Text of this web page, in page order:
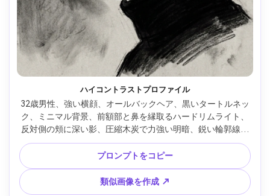
ハイコントラストプロファイル
32歳男性、強い横顔、オールバックヘア、黒いタートルネッ
ク、ミニマル背景、前額部と鼻を縁取るハードリムライト、
反対側の頬に深い影、圧縮木炭で力強い明暗、鋭い輪郭線、
コントロールされた擦れグラデーション、劇的なエディトリ
アルの雰囲気、美術館品質の陰影、リアルな解剖学、85mm
レンズ、浅い被写界深度 --ar 4:5
プロンプトをコピー
類似画像を作成 ↗